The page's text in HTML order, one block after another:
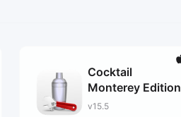
Cocktail
Monterey Edition
v15.5